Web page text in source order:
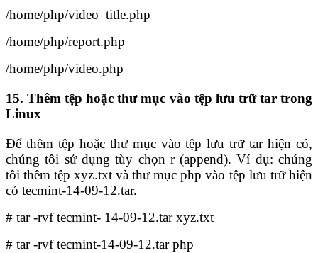
/home/php/video_title.php
/home/php/report.php
/home/php/video.php
15. Thêm tệp hoặc thư mục vào tệp lưu trữ tar trong
Linux
Để thêm tệp hoặc thư mục vào tệp lưu trữ tar hiện có,
chúng tôi sử dụng tùy chọn r (append). Ví dụ: chúng
tôi thêm tệp xyz.txt và thư mục php vào tệp lưu trữ hiện
có tecmint-14-09-12.tar.
# tar -rvf tecmint- 14-09-12.tar xyz.txt
# tar -rvf tecmint-14-09-12.tar php